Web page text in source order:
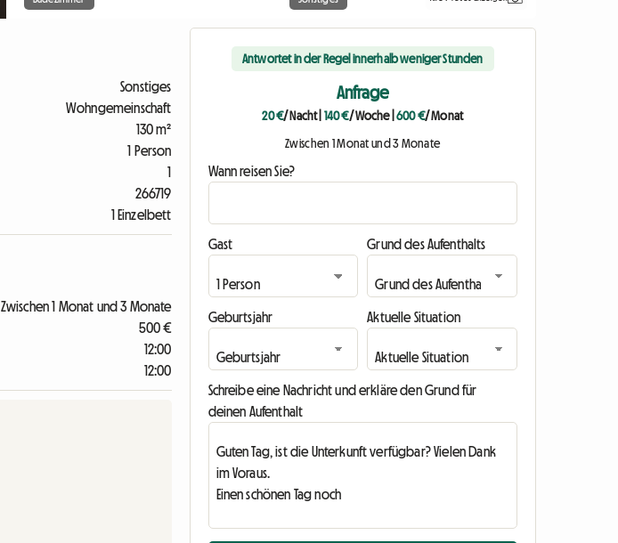
Sonstiges
Wohngemeinschaft
130 m²
1 Person
1
266719
1 Einzelbett
Zwischen 1 Monat und 3 Monate
500 €
12:00
12:00
Antwortet in der Regel innerhalb weniger Stunden
Anfrage
20 €/ Nacht| 140 €/ Woche|600 €/ Monat
Zwischen 1 Monat und 3 Monate
Wann reisen Sie?
Gast Grund des Aufenthalts
Geburtsjahr Aktuelle Situation
Schreibe eine Nachricht und erkläre den Grund für
deinen Aufenthalt